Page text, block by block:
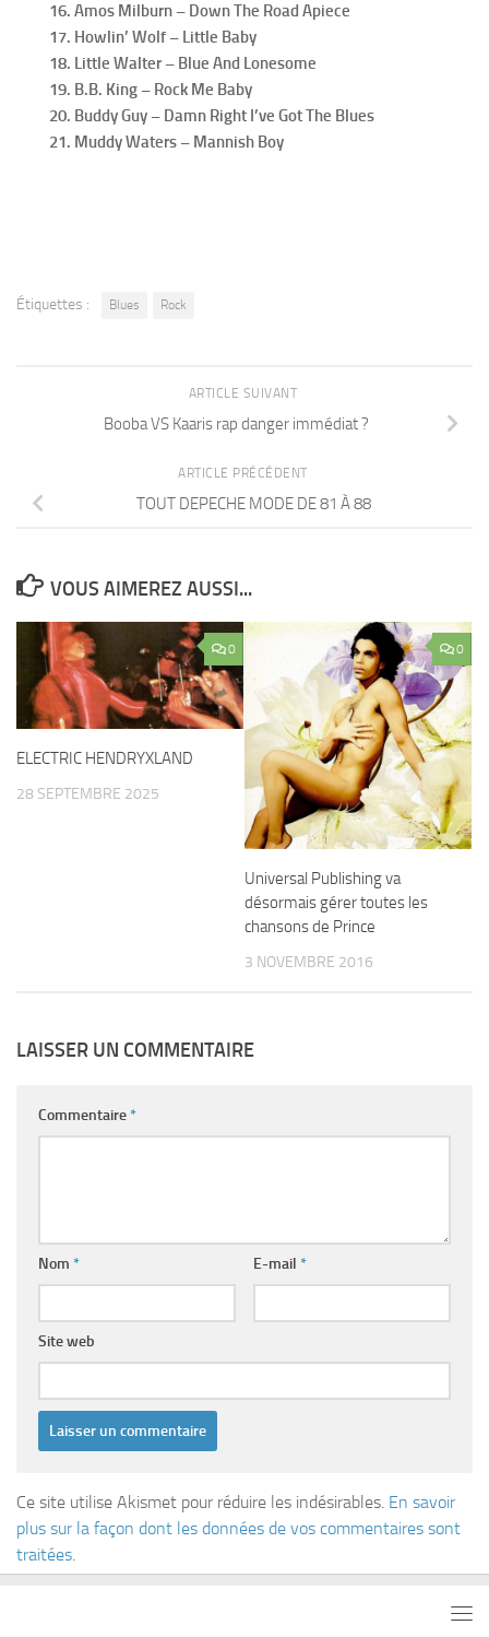
16. Amos Milburn – Down The Road Apiece
17. Howlin’ Wolf – Little Baby
18. Little Walter – Blue And Lonesome
19. B.B. King – Rock Me Baby
20. Buddy Guy – Damn Right I’ve Got The Blues
21. Muddy Waters – Mannish Boy
Étiquettes : Blues Rock
ARTICLE SUIVANT
Booba VS Kaaris rap danger immédiat ?
ARTICLE PRÉCÉDENT
TOUT DEPECHE MODE DE 81 À 88
VOUS AIMEREZ AUSSI...
0
ELECTRIC HENDRYXLAND
28 SEPTEMBRE 2025
0
Universal Publishing va
désormais gérer toutes les
chansons de Prince
3 NOVEMBRE 2016
LAISSER UN COMMENTAIRE
Commentaire*
Nom * E-mail *
Site web
Ce site utilise Akismet pour réduire les indésirables. En savoir
plus sur la façon dont les données de vos commentaires sont
traitées